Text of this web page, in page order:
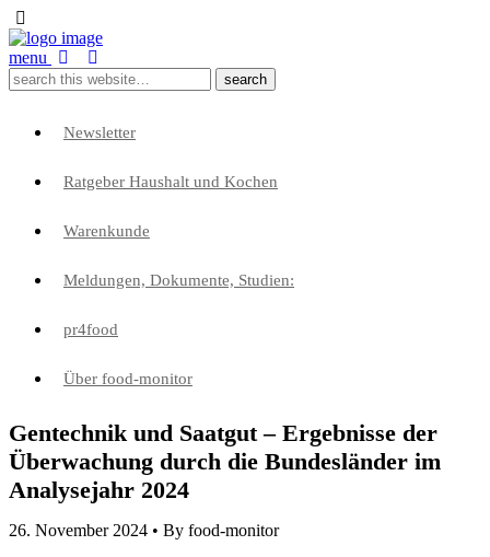
menu
Newsletter
Ratgeber Haushalt und Kochen
Warenkunde
Meldungen, Dokumente, Studien:
pr4food
Über food-monitor
Gentechnik und Saatgut – Ergebnisse der
Überwachung durch die Bundesländer im
Analysejahr 2024
26. November 2024 • By food-monitor